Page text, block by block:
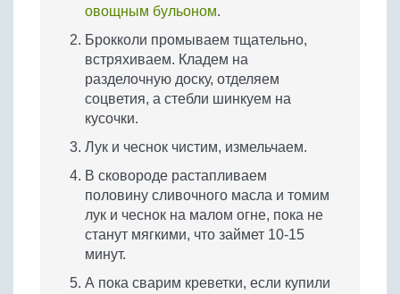
овощным бульоном.
Брокколи промываем тщательно,
встряхиваем. Кладем на
разделочную доску, отделяем
соцветия, а стебли шинкуем на
кусочки.
Лук и чеснок чистим, измельчаем.
В сковороде растапливаем
половину сливочного масла и томим
лук и чеснок на малом огне, пока не
станут мягкими, что займет 10-15
минут.
А пока сварим креветки, если купили